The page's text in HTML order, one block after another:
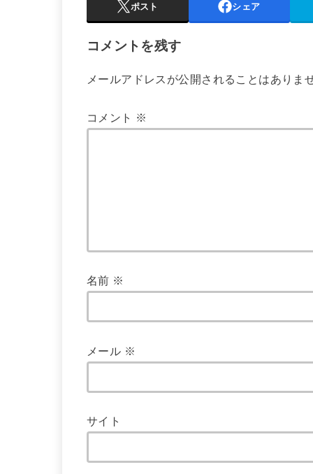
ポスト シェア
コメントを残す
メールアドレスが公開されることはありま
コメント ※
名前 ※
メール ※
サイト